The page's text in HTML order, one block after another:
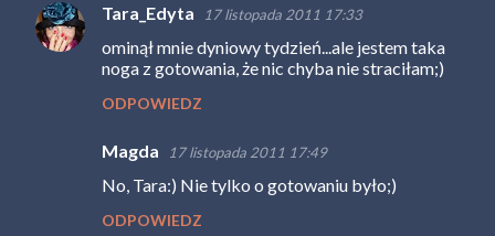
K
Tara_Edyta 17 listopada 2011 17:33
ominął mnie dyniowy tydzień...ale jestem taka
noga z gotowania, że nic chyba nie straciłam;)
ODPOWIEDZ
Magda 17 listopada 2011 17:49
No, Tara:) Nie tylko o gotowaniu było;)
ODPOWIEDZ